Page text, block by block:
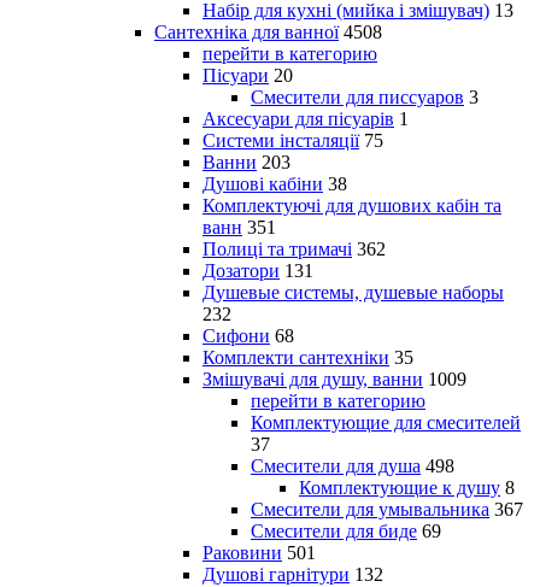
Набір для кухні (мийка і змішувач) 13
Сантехніка для ванної 4508
перейти в категорию
Пісуари 20
Смесители для писсуаров 3
Аксесуари для пісуарів 1
Системи інсталяції 75
Ванни 203
Душові кабіни 38
Комплектуючі для душових кабін та
ванн 351
Полиці та тримачі 362
Дозатори 131
Душевые системы, душевые наборы
232
Сифони 68
Комплекти сантехніки 35
Змішувачі для душу, ванни 1009
перейти в категорию
Комплектующие для смесителей
37
Смесители для душа 498
Комплектующие к душу 8
Смесители для умывальника 367
Смесители для биде 69
Раковини 501
Душові гарнітури 132